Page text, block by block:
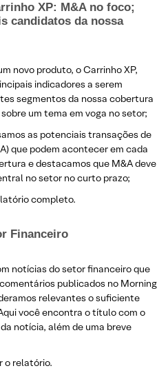
XP: M&A no foco;
candidatos da nossa
novo produto, o Carrinho XP,
indicadores a serem
segmentos da nossa cobertura
um tema em voga no setor;
as potenciais transações de
que podem acontecer em cada
e destacamos que M&A deve
no setor no curto prazo;
completo.
Financeiro
notícias do setor financeiro que
publicados no Morning
relevantes o suficiente
você encontra o título com o
notícia, além de uma breve
o relatório.